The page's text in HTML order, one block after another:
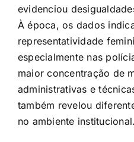
evidenciou
À época, os dados
representatividade
especialmente nas
maior concentração de
administrativas e
também revelou
no ambiente institucional.